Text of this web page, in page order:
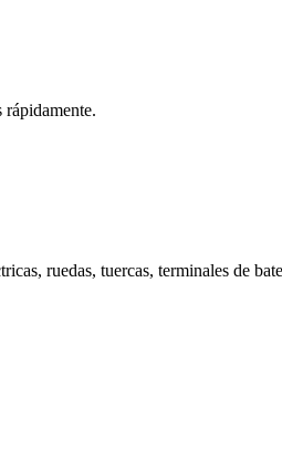
ruedas, tuercas, terminales de